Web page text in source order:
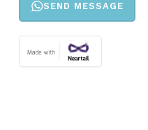
SEND MESSAGE